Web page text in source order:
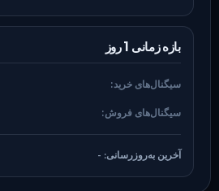
بازه زمانی 1 روز
سیگنال‌های خرید:
سیگنال‌های فروش:
آخرین به‌روزرسانی: -